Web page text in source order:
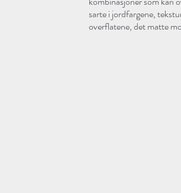
sarte i jordfargene,
overflatene, det matte